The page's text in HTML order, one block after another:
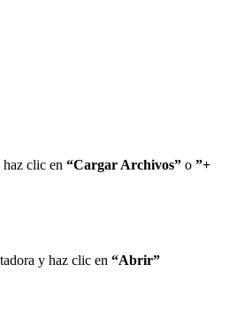
haz clic en “Cargar Archivos” o ”+
y haz clic en “Abrir”